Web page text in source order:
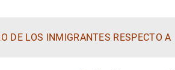
DE LOS INMIGRANTES RESPECTO A